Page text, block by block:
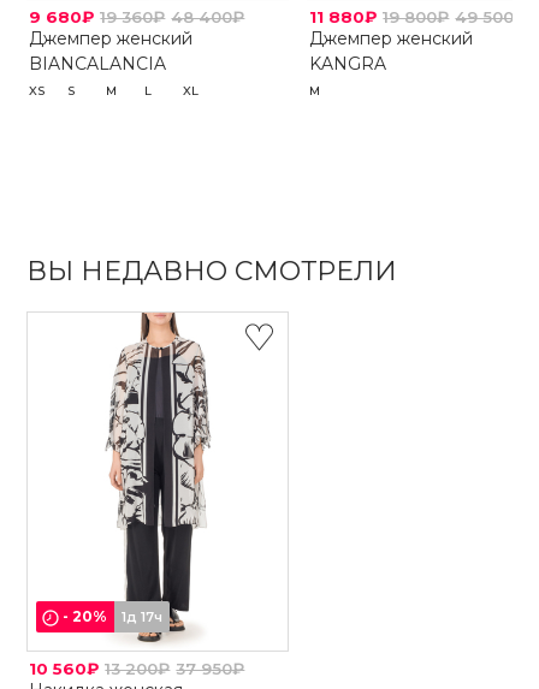
9 680₽ 19 360₽ 48 400₽
Джемпер женский
BIANCALANCIA
XS S M L XL
11 880₽ 19 800₽ 49 500₽
Джемпер женский
KANGRA
M
ВЫ НЕДАВНО СМОТРЕЛИ
-20% 1д 17ч
10 560₽ 13 200₽ 37 950₽